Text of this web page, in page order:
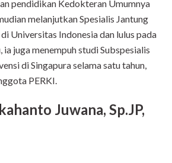
pendidikan Kedokteran Umumnya
melanjutkan Spesialis Jantung
Universitas Indonesia dan lulus pada
ia juga menempuh studi Subspesialis
di Singapura selama satu tahun,
PERKI.
Juwana, Sp.JP,